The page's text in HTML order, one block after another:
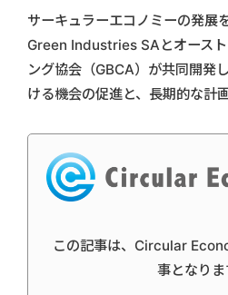
サーキュラーエコノミーの発展
Green Industries SAとオースト
ング協会（GBCA）が共同開発
ける機会の促進と、長期的な計
この記事は、Circular
事となりま